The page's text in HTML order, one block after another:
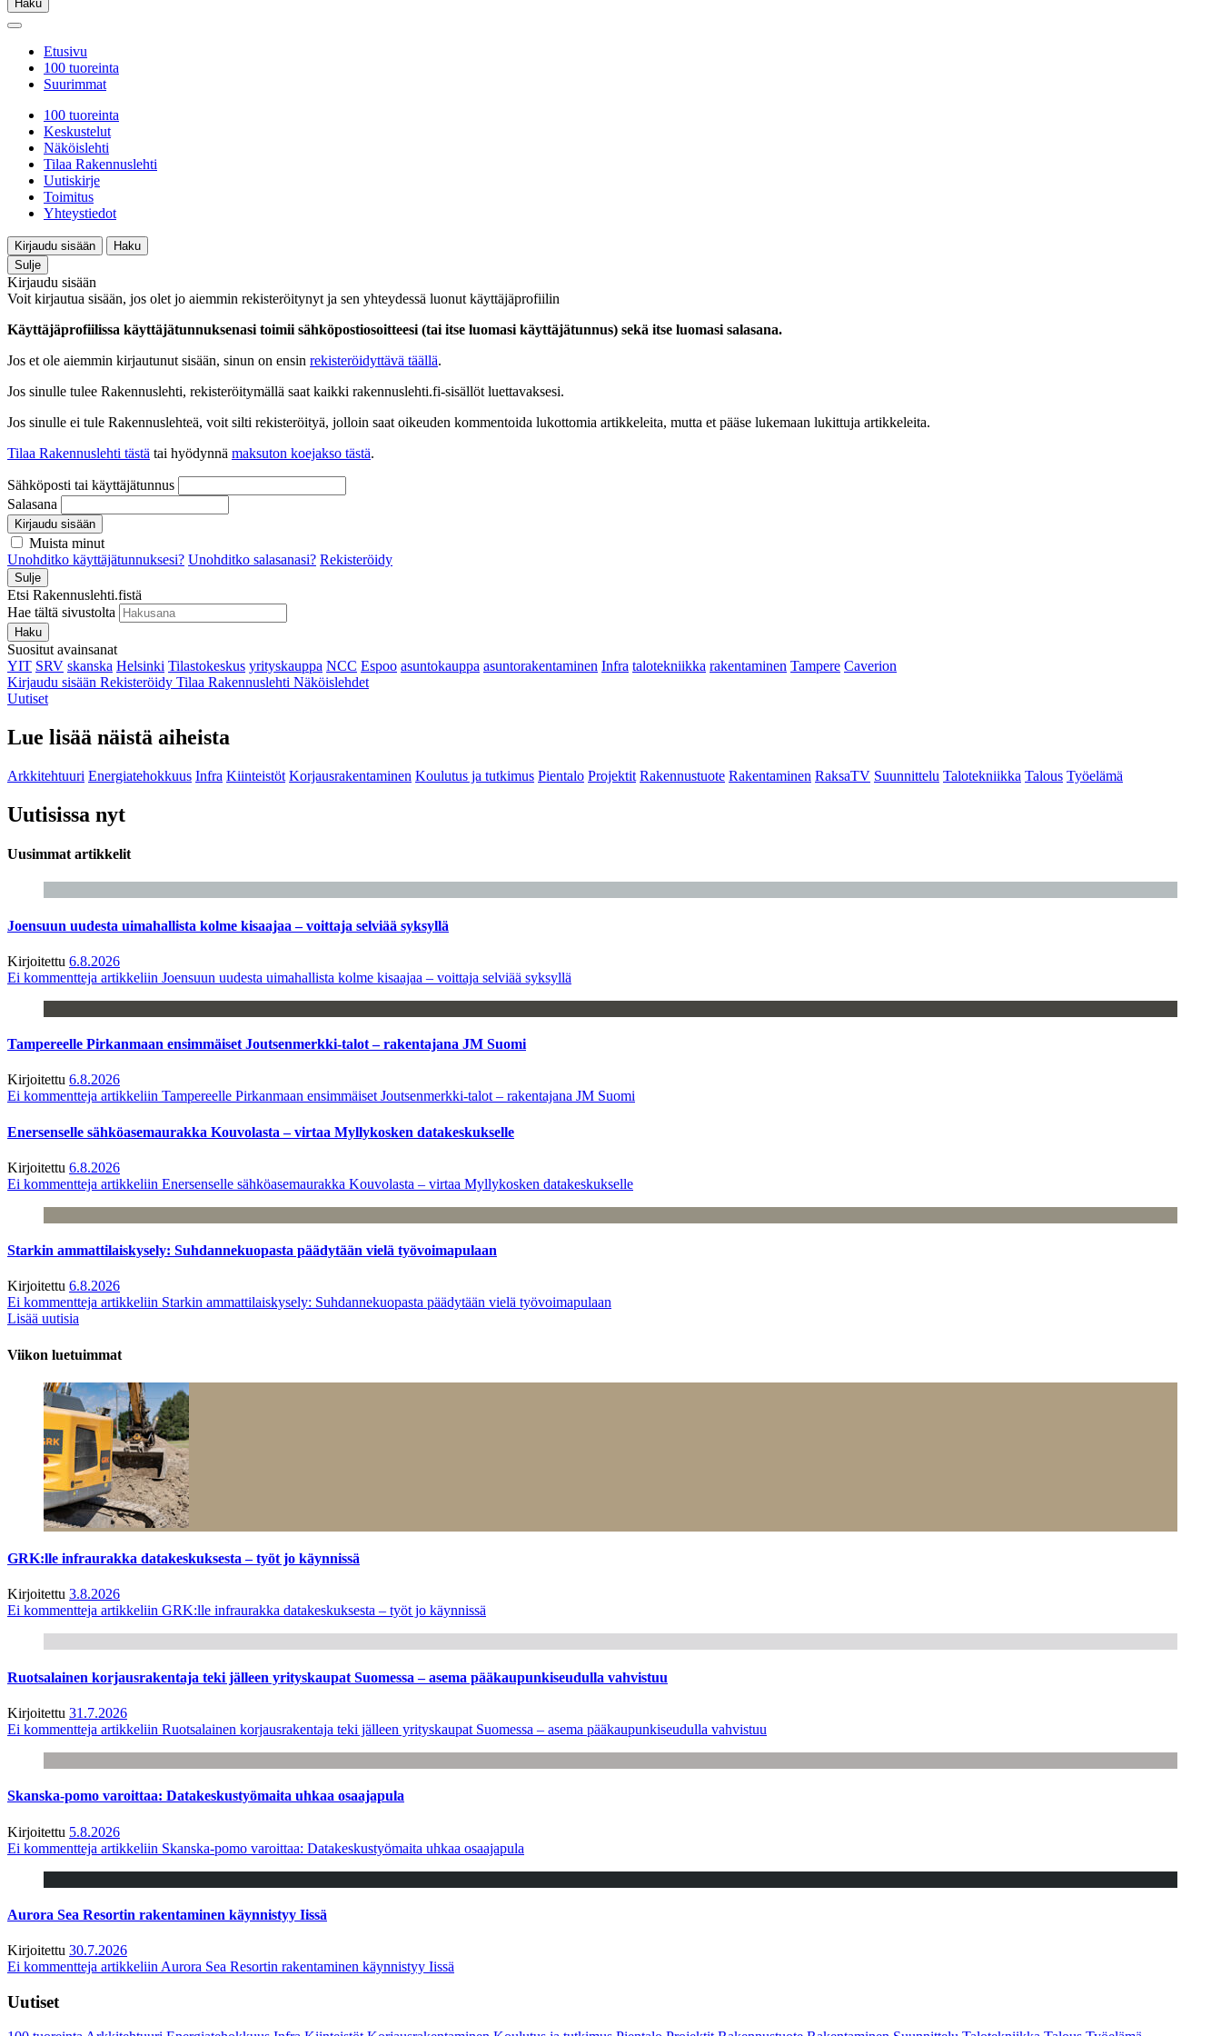
Haku
Etusivu
100 tuoreinta
Suurimmat
100 tuoreinta
Keskustelut
Näköislehti
Tilaa Rakennuslehti
Uutiskirje
Toimitus
Yhteystiedot
Kirjaudu sisään
Haku
Sulje
Kirjaudu sisään
Voit kirjautua sisään, jos olet jo aiemmin rekisteröitynyt ja sen yhteydessä luonut käyttäjäprofiilin
Käyttäjäprofiilissa käyttäjätunnuksenasi toimii sähköpostiosoitteesi (tai itse luomasi käyttäjätunnus) sekä itse luomasi salasana.
Jos et ole aiemmin kirjautunut sisään, sinun on ensin rekisteröidyttävä täällä.
Jos sinulle tulee Rakennuslehti, rekisteröitymällä saat kaikki rakennuslehti.fi-sisällöt luettavaksesi.
Jos sinulle ei tule Rakennuslehteä, voit silti rekisteröityä, jolloin saat oikeuden kommentoida lukottomia artikkeleita, mutta et pääse lukemaan lukittuja artikkeleita.
Tilaa Rakennuslehti tästä tai hyödynnä maksuton koejakso tästä.
Sähköposti tai käyttäjätunnus
Salasana
Kirjaudu sisään
Muista minut
Unohditko käyttäjätunnuksesi? Unohditko salasanasi? Rekisteröidy
Sulje
Etsi Rakennuslehti.fistä
Hae tältä sivustolta
Haku
Suositut avainsanat
YIT SRV skanska Helsinki Tilastokeskus yrityskauppa NCC Espoo asuntokauppa asuntorakentaminen Infra talotekniikka rakentaminen Tampere Caverion
Kirjaudu sisään Rekisteröidy Tilaa Rakennuslehti Näköislehdet
Uutiset
Lue lisää näistä aiheista
Arkkitehtuuri Energiatehokkuus Infra Kiinteistöt Korjausrakentaminen Koulutus ja tutkimus Pientalo Projektit Rakennustuote Rakentaminen RaksaTV Suunnittelu Talotekniikka Talous Työelämä
Uutisissa nyt
Uusimmat artikkelit
Joensuun uudesta uimahallista kolme kisaajaa – voittaja selviää syksyllä
Kirjoitettu 6.8.2026
Ei kommentteja artikkeliin Joensuun uudesta uimahallista kolme kisaajaa – voittaja selviää syksyllä
Tampereelle Pirkanmaan ensimmäiset Joutsenmerkki-talot – rakentajana JM Suomi
Kirjoitettu 6.8.2026
Ei kommentteja artikkeliin Tampereelle Pirkanmaan ensimmäiset Joutsenmerkki-talot – rakentajana JM Suomi
Enersenselle sähköasemaurakka Kouvolasta – virtaa Myllykosken datakeskukselle
Kirjoitettu 6.8.2026
Ei kommentteja artikkeliin Enersenselle sähköasemaurakka Kouvolasta – virtaa Myllykosken datakeskukselle
Starkin ammattilaiskysely: Suhdannekuopasta päädytään vielä työvoimapulaan
Kirjoitettu 6.8.2026
Ei kommentteja artikkeliin Starkin ammattilaiskysely: Suhdannekuopasta päädytään vielä työvoimapulaan
Lisää uutisia
Viikon luetuimmat
GRK:lle infraurakka datakeskuksesta – työt jo käynnissä
Kirjoitettu 3.8.2026
Ei kommentteja artikkeliin GRK:lle infraurakka datakeskuksesta – työt jo käynnissä
Ruotsalainen korjausrakentaja teki jälleen yrityskaupat Suomessa – asema pääkaupunkiseudulla vahvistuu
Kirjoitettu 31.7.2026
Ei kommentteja artikkeliin Ruotsalainen korjausrakentaja teki jälleen yrityskaupat Suomessa – asema pääkaupunkiseudulla vahvistuu
Skanska-pomo varoittaa: Datakeskustyömaita uhkaa osaajapula
Kirjoitettu 5.8.2026
Ei kommentteja artikkeliin Skanska-pomo varoittaa: Datakeskustyömaita uhkaa osaajapula
Aurora Sea Resortin rakentaminen käynnistyy Iissä
Kirjoitettu 30.7.2026
Ei kommentteja artikkeliin Aurora Sea Resortin rakentaminen käynnistyy Iissä
Uutiset